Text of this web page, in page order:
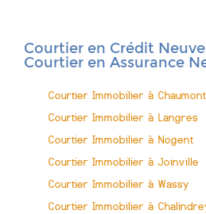
Courtier en Crédit
Courtier en Assurance
Courtier Immobilier à Chaumont
Courtier Immobilier à Langres
Courtier Immobilier à Nogent
Courtier Immobilier à Joinville
Courtier Immobilier à Wassy
Courtier Immobilier à